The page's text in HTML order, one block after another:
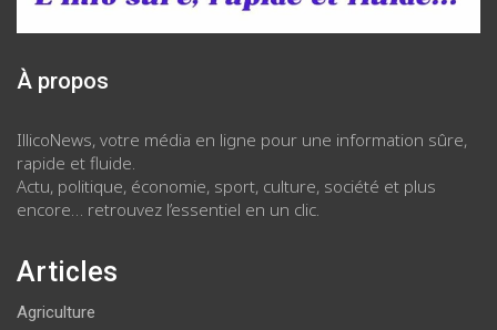
À propos
IllicoNews, votre média en ligne pour une information sûre,
rapide et fluide.
Actu, politique, économie, sport, culture, société et plus
encore… retrouvez l’essentiel en un clic.
Articles
Agriculture